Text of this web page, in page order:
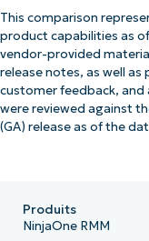
This comparison
product capabilities as
vendor-provided
release notes, as well
customer feedback, and
were reviewed against
(GA) release as of the
Produits
NinjaOne RMM